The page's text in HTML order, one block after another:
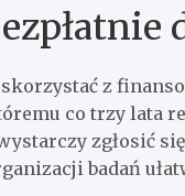
z
co trzy lata
zgłosić
badań